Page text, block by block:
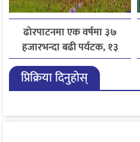
ढोरपाटनमा एक वर्षमा ३७
हजारभन्दा बढी पर्यटक, १३
हजारले बढ्यो आगमन
प्रिक्रिया दिनुहोस्